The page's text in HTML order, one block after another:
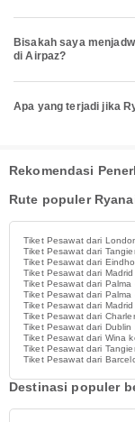
Bisakah saya
di Airpaz?
Apa yang terjadi jika
Rekomendasi
Rute populer
Tiket Pesawat dari
Tiket Pesawat dari
Tiket Pesawat dari
Tiket Pesawat dari
Tiket Pesawat dari Palma
Tiket Pesawat dari Palma
Tiket Pesawat dari
Tiket Pesawat dari
Tiket Pesawat dari Dublin
Tiket Pesawat dari Wina
Tiket Pesawat dari
Tiket Pesawat dari
Destinasi populer